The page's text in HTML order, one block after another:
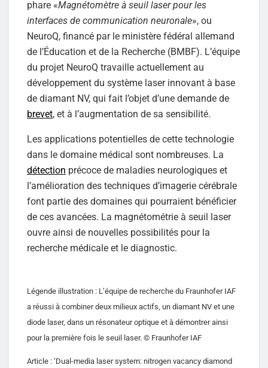
phare «Magnétomètre à seuil laser pour les
interfaces de communication neuronale», ou
NeuroQ, financé par le ministère fédéral allemand
de l’Éducation et de la Recherche (BMBF). L’équipe
du projet NeuroQ travaille actuellement au
développement du système laser innovant à base
de diamant NV, qui fait l’objet d’une demande de
brevet, et à l’augmentation de sa sensibilité.
Les applications potentielles de cette technologie
dans le domaine médical sont nombreuses. La
détection précoce de maladies neurologiques et
l’amélioration des techniques d’imagerie cérébrale
font partie des domaines qui pourraient bénéficier
de ces avancées. La magnétométrie à seuil laser
ouvre ainsi de nouvelles possibilités pour la
recherche médicale et le diagnostic.
Légende illustration : L’équipe de recherche du Fraunhofer IAF
a réussi à combiner deux milieux actifs, un diamant NV et une
diode laser, dans un résonateur optique et à démontrer ainsi
pour la première fois le seuil laser. © Fraunhofer IAF
Article : ‘Dual-media laser system: nitrogen vacancy diamond